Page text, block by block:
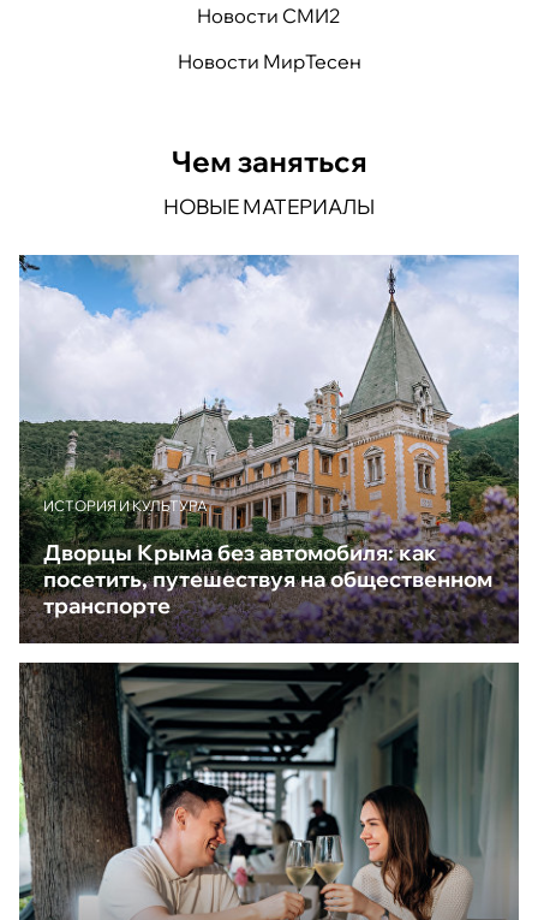
Новости СМИ2
Новости МирТесен
Чем заняться
НОВЫЕ МАТЕРИАЛЫ
ИСТОРИЯ И КУЛЬТУРА
Дворцы Крыма без автомобиля: как
посетить, путешествуя на общественном
транспорте